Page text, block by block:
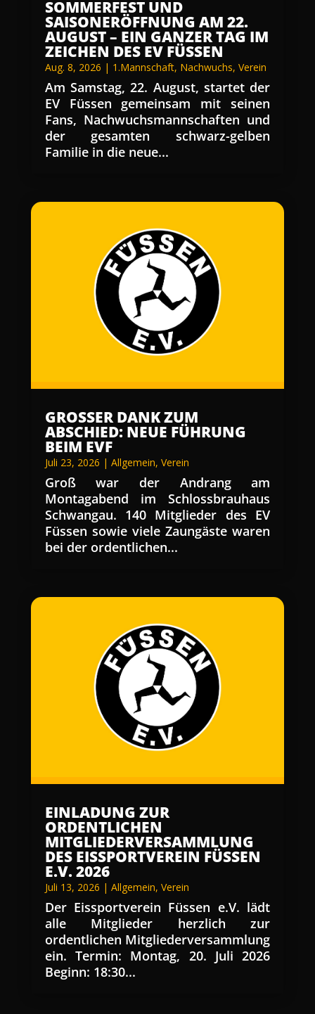
SOMMERFEST UND
SAISONERÖFFNUNG AM 22.
AUGUST – EIN GANZER TAG IM
ZEICHEN DES EV FÜSSEN
Aug. 8, 2026 | 1.Mannschaft, Nachwuchs, Verein
Am Samstag, 22. August, startet der
EV Füssen gemeinsam mit seinen
Fans, Nachwuchsmannschaften und
der gesamten schwarz-gelben
Familie in die neue...
GROSSER DANK ZUM A
BSCHIED: NEUE FÜHRUNG B
EIM EVF
Juli 23, 2026 | Allgemein, Verein
Groß war der Andrang am
Montagabend im Schlossbrauhaus
Schwangau. 140 Mitglieder des EV
Füssen sowie viele Zaungäste waren
bei der ordentlichen...
EINLADUNG ZUR
ORDENTLICHEN
MITGLIEDERVERSAMMLUNG
DES EISSPORTVEREIN FÜSSEN
E.V. 2026
Juli 13, 2026 | Allgemein, Verein
Der Eissportverein Füssen e.V. lädt
alle Mitglieder herzlich zur
ordentlichen Mitgliederversammlung
ein. Termin: Montag, 20. Juli 2026
Beginn: 18:30...